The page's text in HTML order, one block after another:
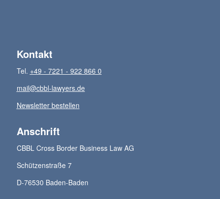
Kontakt
Tel. +49 - 7221 - 922 866 0
mail@cbbl-lawyers.de
Newsletter bestellen
Anschrift
CBBL Cross Border Business Law AG
Schützenstraße 7
D-76530 Baden-Baden